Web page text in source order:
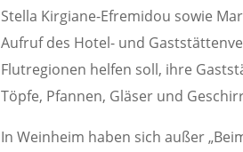
Stella Kirgiane-Efremidou sowie
Aufruf des Hotel- und
Flutregionen helfen soll, ihre
Töpfe, Pfannen, Gläser und
In Weinheim haben sich außer